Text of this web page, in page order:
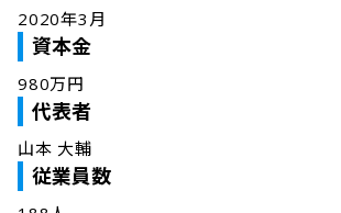
2020年3月
資本金
980万円
代表者
山本 大輔
従業員数